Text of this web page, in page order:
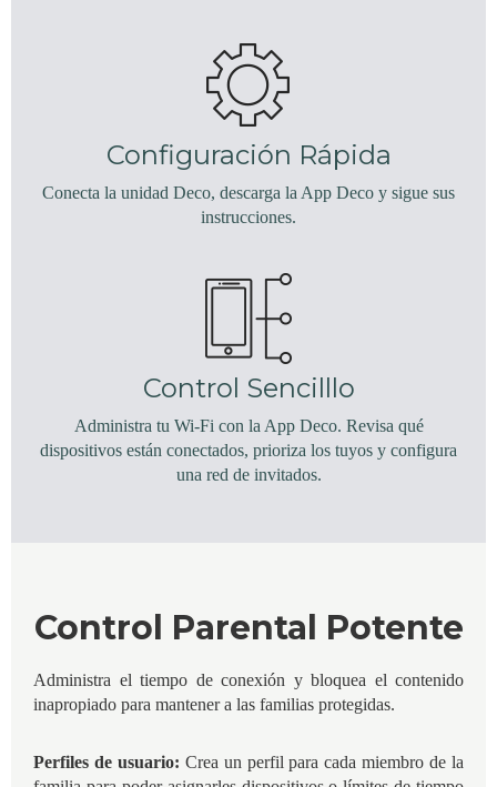
Configuración Rápida
Conecta la unidad Deco, descarga la App Deco y sigue sus
instrucciones.
Control Sencilllo
Administra tu Wi-Fi con la App Deco. Revisa qué
dispositivos están conectados, prioriza los tuyos y configura
una red de invitados.
Control Parental Potente
Administra el tiempo de conexión y bloquea el contenido
inapropiado para mantener a las familias protegidas.
Perfiles de usuario: Crea un perfil para cada miembro de la